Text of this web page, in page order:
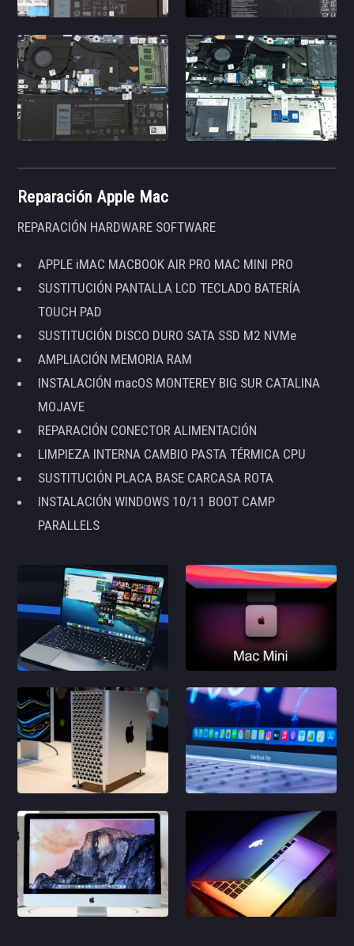
Reparación Apple Mac
REPARACIÓN HARDWARE SOFTWARE
APPLE iMAC MACBOOK AIR PRO MAC MINI PRO
SUSTITUCIÓN PANTALLA LCD TECLADO BATERÍA
TOUCH PAD
SUSTITUCIÓN DISCO DURO SATA SSD M2 NVMe
AMPLIACIÓN MEMORIA RAM
INSTALACIÓN macOS MONTEREY BIG SUR CATALINA
MOJAVE
REPARACIÓN CONECTOR ALIMENTACIÓN
LIMPIEZA INTERNA CAMBIO PASTA TÉRMICA CPU
SUSTITUCIÓN PLACA BASE CARCASA ROTA
INSTALACIÓN WINDOWS 10/11 BOOT CAMP
PARALLELS